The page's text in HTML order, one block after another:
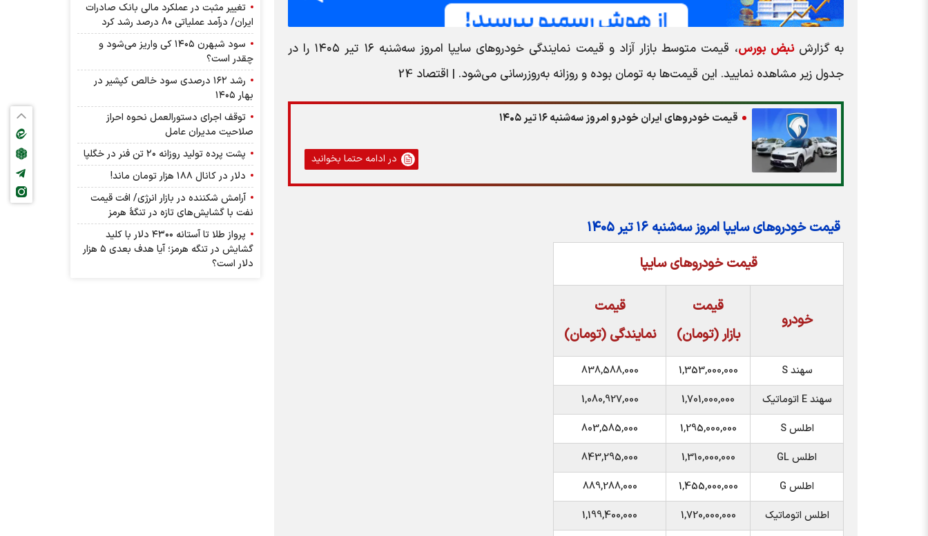
به گزارشنبض بورس
، قیمت متوسط بازار آزاد و قیمت نمایندگی خودرو‌های سایپا امروز سه‌شنبه ۱۶ تیر ۱۴۰۵ را در
جدول زیر مشاهده نمایید. این قیمت‌ها به تومان بوده و روزانه به‌روز‌رسانی می‌شود. | اقتصاد 24
قیمت خودرو‌های ایران خودرو امروز سه‌شنبه ۱۶ تیر ۱۴۰۵
در ادامه حتما بخوانید
قیمت خودرو‌های سایپا امروز سه‌شنبه ۱۶ تیر ۱۴۰۵
قیمت خودروهای سایپا
خودرو
قیمت
بازار (تومان)
قیمت
نمایندگی (تومان)
سهند S 1,353,000,000
838,588,000
سهند E اتوماتیک
1,701,000,000
1,080,927,000
اطلس S
1,295,000,000
803,585,000
اطلس GL
1,310,000,000
843,295,000
اطلس G
1,455,000,000
889,288,000
اطلس اتوماتیک
1,720,000,000
1,199,400,000
تغییر مثبت در عملکرد مالی بانک صادرات
ایران/ درآمد عملیاتی 80 درصد رشد کرد
سود شبهرن ۱۴۰۵ کی واریز می‌شود و
چقدر است؟
رشد ۱۶۲ درصدی سود خالص کپشیر در
بهار ۱۴۰۵
توقف اجرای دستورالعمل نحوه احراز
صلاحیت مدیران عامل
پشت پرده تولید روزانه ۲۰ تن فنر در خگلپا
دلار در کانال ۱۸۸ هزار تومان ماند!
آرامش شکننده در بازار انرژی/ افت قیمت
نفت با گشایش‌های تازه در تنگۀ هرمز
پرواز طلا تا آستانه ۴۳۰۰ دلار با کلید
گشایش در تنگه هرمز؛ آیا هدف بعدی ۵ هزار
دلار است؟